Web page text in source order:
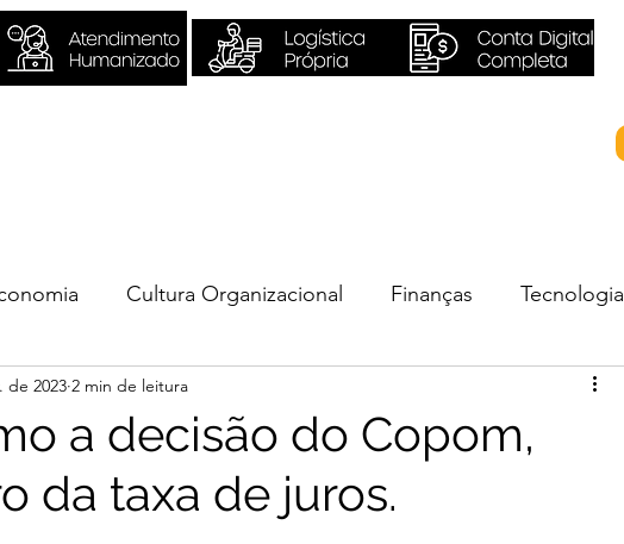
Cultura Organizacional Finanças Tecnologia
a decisão do Copom,
da taxa de juros.
de 2023 2 min de leitura